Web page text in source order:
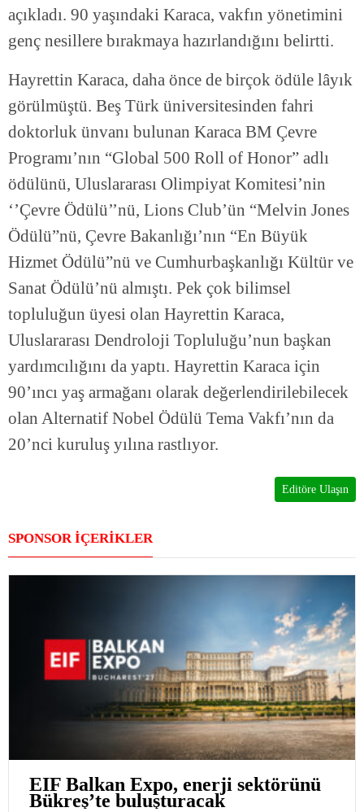
açıkladı. 90 yaşındaki Karaca, vakfın yönetimini
genç nesillere bırakmaya hazırlandığını belirtti.
Hayrettin Karaca, daha önce de birçok ödüle lâyık
görülmüştü. Beş Türk üniversitesinden fahri
doktorluk ünvanı bulunan Karaca BM Çevre
Programı’nın “Global 500 Roll of Honor” adlı
ödülünü, Uluslararası Olimpiyat Komitesi’nin
‘’Çevre Ödülü’’nü, Lions Club’ün “Melvin Jones
Ödülü”nü, Çevre Bakanlığı’nın “En Büyük
Hizmet Ödülü”nü ve Cumhurbaşkanlığı Kültür ve
Sanat Ödülü’nü almıştı. Pek çok bilimsel
topluluğun üyesi olan Hayrettin Karaca,
Uluslararası Dendroloji Topluluğu’nun başkan
yardımcılığını da yaptı. Hayrettin Karaca için
90’ıncı yaş armağanı olarak değerlendirilebilecek
olan Alternatif Nobel Ödülü Tema Vakfı’nın da
20’nci kuruluş yılına rastlıyor.
Editöre Ulaşın
SPONSOR İÇERİKLER
EIF Balkan Expo, enerji sektörünü
Bükreş’te buluşturacak